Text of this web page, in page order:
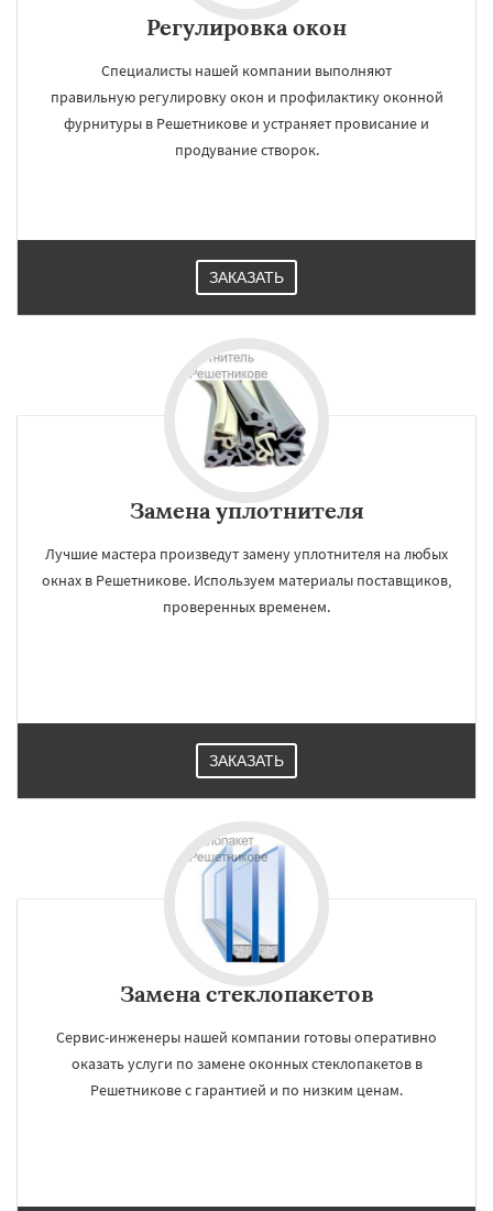
Регулировка окон
Специалисты нашей компании выполняют
правильную регулировку окон и профилактику оконной
фурнитуры в Решетникове и устраняет провисание и
продувание створок.
ЗАКАЗАТЬ
Замена уплотнителя
Лучшие мастера произведут замену уплотнителя на любых
окнах в Решетникове. Используем материалы поставщиков,
проверенных временем.
ЗАКАЗАТЬ
Замена стеклопакетов
Сервис-инженеры нашей компании готовы оперативно
оказать услуги по замене оконных стеклопакетов в
Решетникове с гарантией и по низким ценам.